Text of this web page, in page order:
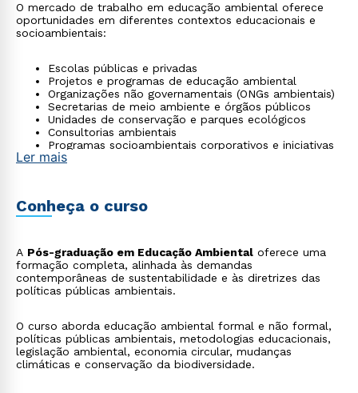
O mercado de trabalho em educação ambiental oferece
oportunidades em diferentes contextos educacionais e
socioambientais:
Escolas públicas e privadas
Projetos e programas de educação ambiental
Organizações não governamentais (ONGs ambientais)
Secretarias de meio ambiente e órgãos públicos
Unidades de conservação e parques ecológicos
Consultorias ambientais
Programas socioambientais corporativos e iniciativas
ESG
Ler mais
Conheça o curso
A Pós-graduação em Educação Ambiental oferece uma
formação completa, alinhada às demandas
contemporâneas de sustentabilidade e às diretrizes das
políticas públicas ambientais.
O curso aborda educação ambiental formal e não formal,
políticas públicas ambientais, metodologias educacionais,
legislação ambiental, economia circular, mudanças
climáticas e conservação da biodiversidade.